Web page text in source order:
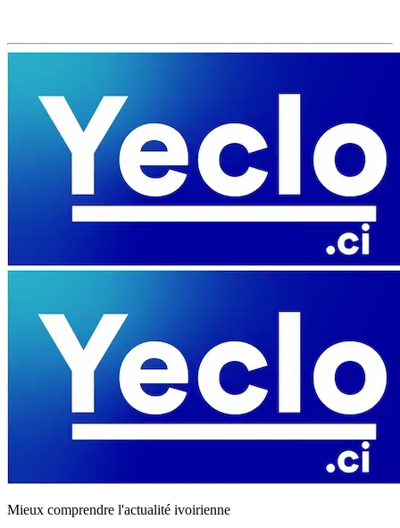
Mieux comprendre l'actualité ivoirienne